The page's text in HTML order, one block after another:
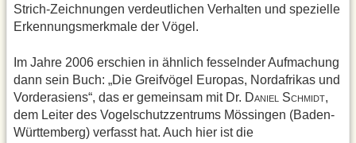
Strich-Zeichnungen verdeutlichen Verhalten und spezielle
Erkennungsmerkmale der Vögel.
Im Jahre 2006 erschien in ähnlich fesselnder Aufmachung
dann sein Buch: „Die Greifvögel Europas, Nordafrikas und
Vorderasiens“, das er gemeinsam mit Dr. DANIEL SCHMIDT,
dem Leiter des Vogelschutzzentrums Mössingen (Baden-
Württemberg) verfasst hat. Auch hier ist die